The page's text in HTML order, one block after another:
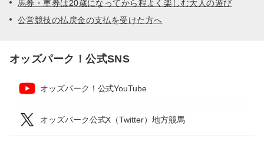
馬券・車券は20歳になってから程よく楽しむ大人の遊び
公営競技の払戻金の支払を受けた方へ
オッズパーク！公式SNS
オッズパーク！公式YouTube
オッズパーク公式X（Twitter）地方競馬